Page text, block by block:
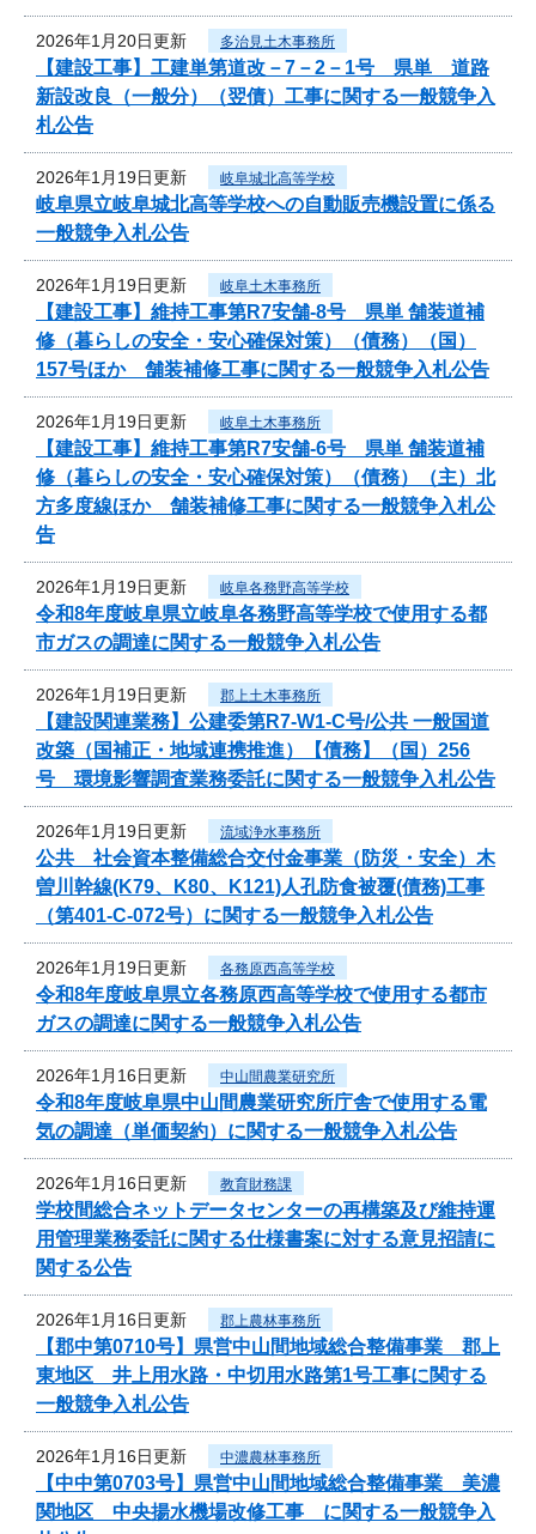
2026年1月20日更新 多治見土木事務所
【建設工事】工建単第道改－7－2－1号 県単 道路
新設改良（一般分）（翌債）工事に関する一般競争入
札公告
2026年1月19日更新 岐阜城北高等学校
岐阜県立岐阜城北高等学校への自動販売機設置に係る
一般競争入札公告
2026年1月19日更新 岐阜土木事務所
【建設工事】維持工事第R7安舗-8号 県単 舗装道補
修（暮らしの安全・安心確保対策）（債務）（国）
157号ほか 舗装補修工事に関する一般競争入札公告
2026年1月19日更新 岐阜土木事務所
【建設工事】維持工事第R7安舗-6号 県単 舗装道補
修（暮らしの安全・安心確保対策）（債務）（主）北
方多度線ほか 舗装補修工事に関する一般競争入札公
告
2026年1月19日更新 岐阜各務野高等学校
令和8年度岐阜県立岐阜各務野高等学校で使用する都
市ガスの調達に関する一般競争入札公告
2026年1月19日更新 郡上土木事務所
【建設関連業務】公建委第R7-W1-C号/公共 一般国道
改築（国補正・地域連携推進）【債務】（国）256
号 環境影響調査業務委託に関する一般競争入札公告
2026年1月19日更新 流域浄水事務所
公共 社会資本整備総合交付金事業（防災・安全）木
曽川幹線(K79、K80、K121)人孔防食被覆(債務)工事
（第401-C-072号）に関する一般競争入札公告
2026年1月19日更新 各務原西高等学校
令和8年度岐阜県立各務原西高等学校で使用する都市
ガスの調達に関する一般競争入札公告
2026年1月16日更新 中山間農業研究所
令和8年度岐阜県中山間農業研究所庁舎で使用する電
気の調達（単価契約）に関する一般競争入札公告
2026年1月16日更新 教育財務課
学校間総合ネットデータセンターの再構築及び維持運
用管理業務委託に関する仕様書案に対する意見招請に
関する公告
2026年1月16日更新 郡上農林事務所
【郡中第0710号】県営中山間地域総合整備事業 郡上
東地区 井上用水路・中切用水路第1号工事に関する
一般競争入札公告
2026年1月16日更新 中濃農林事務所
【中中第0703号】県営中山間地域総合整備事業 美濃
関地区 中央揚水機場改修工事 に関する一般競争入